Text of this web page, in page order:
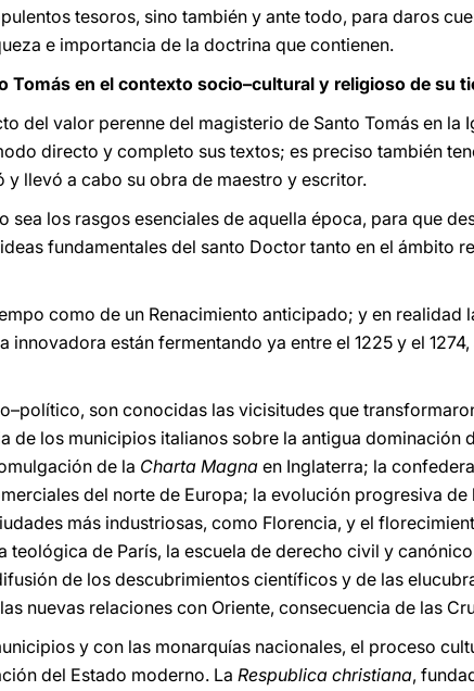
tesoros, sino también y ante todo, para daros
e importancia de la doctrina que contienen.
Tomás en el contexto socio–cultural y religioso de su
del valor perenne del magisterio de Santo Tomás en la
directo y completo sus textos; es preciso también
llevó a cabo su obra de maestro y escritor.
sea los rasgos esenciales de aquella época, para que
fundamentales del santo Doctor tanto en el ámbito
como de un Renacimiento anticipado; y en realidad
innovadora están fermentando ya entre el 1225 y el
son conocidas las vicisitudes que
de los municipios italianos sobre la antigua dominación
de la Charta Magna en Inglaterra; la
del norte de Europa; la evolución progresiva de
más industriosas, como Florencia, y el
teológica de París, la escuela de derecho civil y
de los descubrimientos científicos y de las
nuevas relaciones con Oriente, consecuencia de las
y con las monarquías nacionales, el proceso
del Estado moderno. La Respublica christiana,